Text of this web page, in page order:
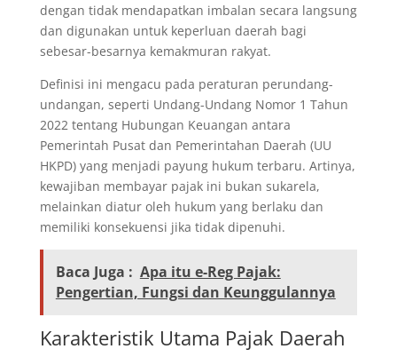
dengan tidak mendapatkan imbalan secara langsung
dan digunakan untuk keperluan daerah bagi
sebesar-besarnya kemakmuran rakyat.
Definisi ini mengacu pada peraturan perundang-
undangan, seperti Undang-Undang Nomor 1 Tahun
2022 tentang Hubungan Keuangan antara
Pemerintah Pusat dan Pemerintahan Daerah (UU
HKPD) yang menjadi payung hukum terbaru. Artinya,
kewajiban membayar pajak ini bukan sukarela,
melainkan diatur oleh hukum yang berlaku dan
memiliki konsekuensi jika tidak dipenuhi.
Baca Juga : Apa itu e-Reg Pajak:
Pengertian, Fungsi dan Keunggulannya
Karakteristik Utama Pajak Daerah